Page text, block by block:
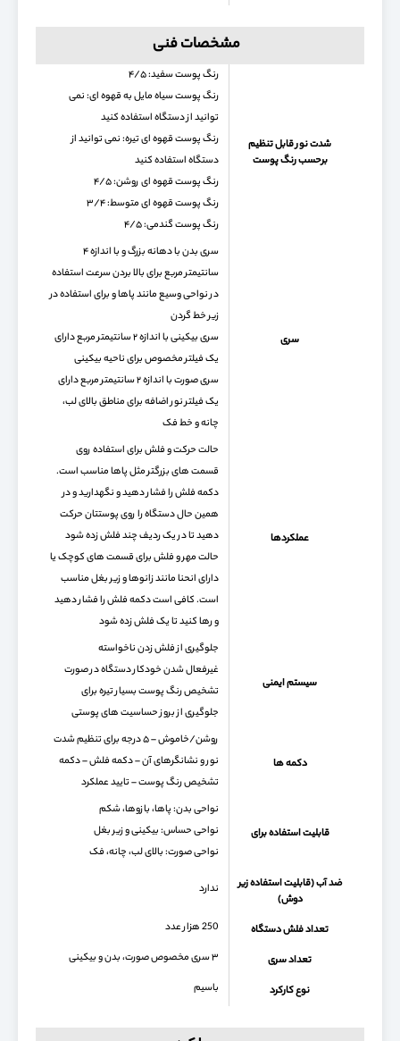
مشخصات فنی
شدت نور قابل تنظیم
برحسب رنگ پوست
رنگ پوست سفید: ۴/۵
رنگ پوست سیاه مایل به قهوه ای: نمی
توانید از دستگاه استفاده کنید
رنگ پوست قهوه ای تیره: نمی توانید از
دستگاه استفاده کنید
رنگ پوست قهوه ای روشن: ۴/۵
رنگ پوست قهوه ای متوسط: ۳/۴
رنگ پوست گندمی: ۴/۵
سری
سری بدن با دهانه بزرگ و با اندازه ۴
سانتیمتر مربع برای بالا بردن سرعت استفاده
در نواحی وسیع مانند پاها و برای استفاده در
زیر خط گردن
سری بیکینی با اندازه ۲ سانتیمتر مربع دارای
یک فیلتر مخصوص برای ناحیه بیکینی
سری صورت با اندازه ۲ سانتیمتر مربع دارای
یک فیلتر نور اضافه برای مناطق بالای لب،
چانه و خط فک
عملکردها
حالت حرکت و فلش برای استفاده روی
قسمت های بزرگتر مثل پاها مناسب است.
دکمه فلش را فشار دهید و نگهدارید و در
همین حال دستگاه را روی پوستتان حرکت
دهید تا در یک ردیف چند فلش زده شود
حالت مهر و فلش برای قسمت های کوچک یا
دارای انحنا مانند زانوها و زیر بغل مناسب
است. کافی است دکمه فلش را فشار دهید
و رها کنید تا یک فلش زده شود
سیستم ایمنی
جلوگیری از فلش زدن ناخواسته
غیرفعال شدن خودکار دستگاه در صورت
تشخیص رنگ پوست بسیار تیره برای
جلوگیری از بروز حساسیت های پوستی
دکمه ها
روشن/خاموش – ۵ درجه برای تنظیم شدت
نور و نشانگرهای آن – دکمه فلش – دکمه‌
تشخیص رنگ پوست – تایید عملکرد
قابلیت استفاده برای
نواحی بدن: پاها، بازوها، شکم
نواحی حساس: بیکینی و زیر بغل
نواحی صورت: بالای لب، چانه، فک
ضد آب (قابلیت استفاده زیر
دوش)
ندارد
تعداد فلش دستگاه 250 هزار عدد
تعداد سری ۳ سری مخصوص صورت، بدن و بیکینی
نوع کارکرد باسیم